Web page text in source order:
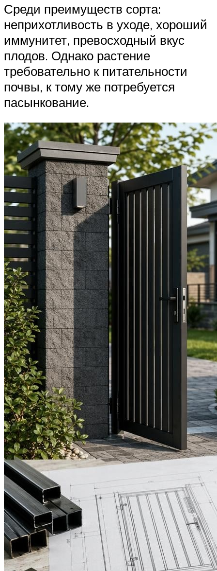
Среди преимуществ сорта:
неприхотливость в уходе, хороший
иммунитет, превосходный вкус
плодов. Однако растение
требовательно к питательности
почвы, к тому же потребуется
пасынкование.